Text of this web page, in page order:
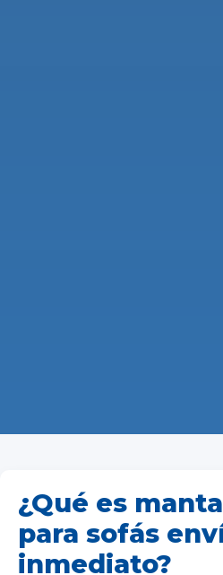
¿Qué es
para sofás
inmediato?